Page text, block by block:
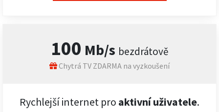
100 Mb/s bezdrátově
Chytrá TV ZDARMA na vyzkoušení
Rychlejší internet pro aktivní uživatele.